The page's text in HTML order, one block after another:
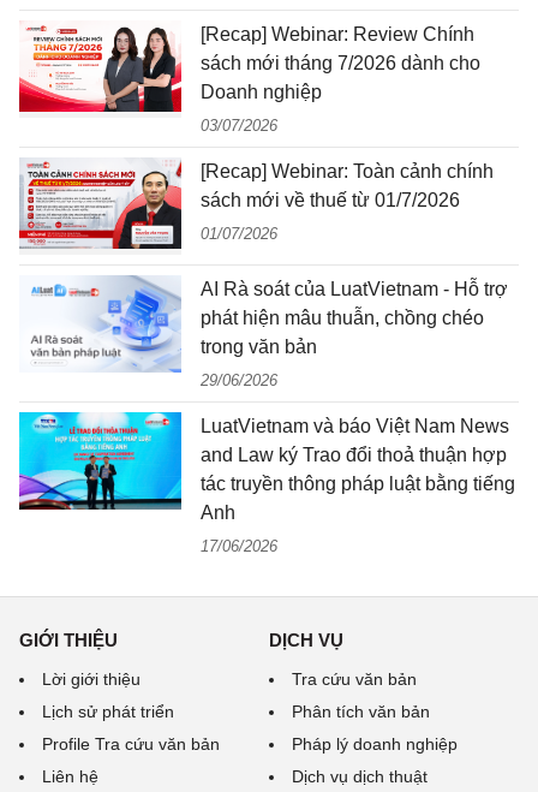
[Recap] Webinar: Review Chính
sách mới tháng 7/2026 dành cho
Doanh nghiệp
03/07/2026
[Recap] Webinar: Toàn cảnh chính
sách mới về thuế từ 01/7/2026
01/07/2026
AI Rà soát của LuatVietnam - Hỗ trợ
phát hiện mâu thuẫn, chồng chéo
trong văn bản
29/06/2026
LuatVietnam và báo Việt Nam News
and Law ký Trao đổi thoả thuận hợp
tác truyền thông pháp luật bằng tiếng
Anh
17/06/2026
GIỚI THIỆU
Lời giới thiệu
Lịch sử phát triển
Profile Tra cứu văn bản
Liên hệ
DỊCH VỤ
Tra cứu văn bản
Phân tích văn bản
Pháp lý doanh nghiệp
Dịch vụ dịch thuật